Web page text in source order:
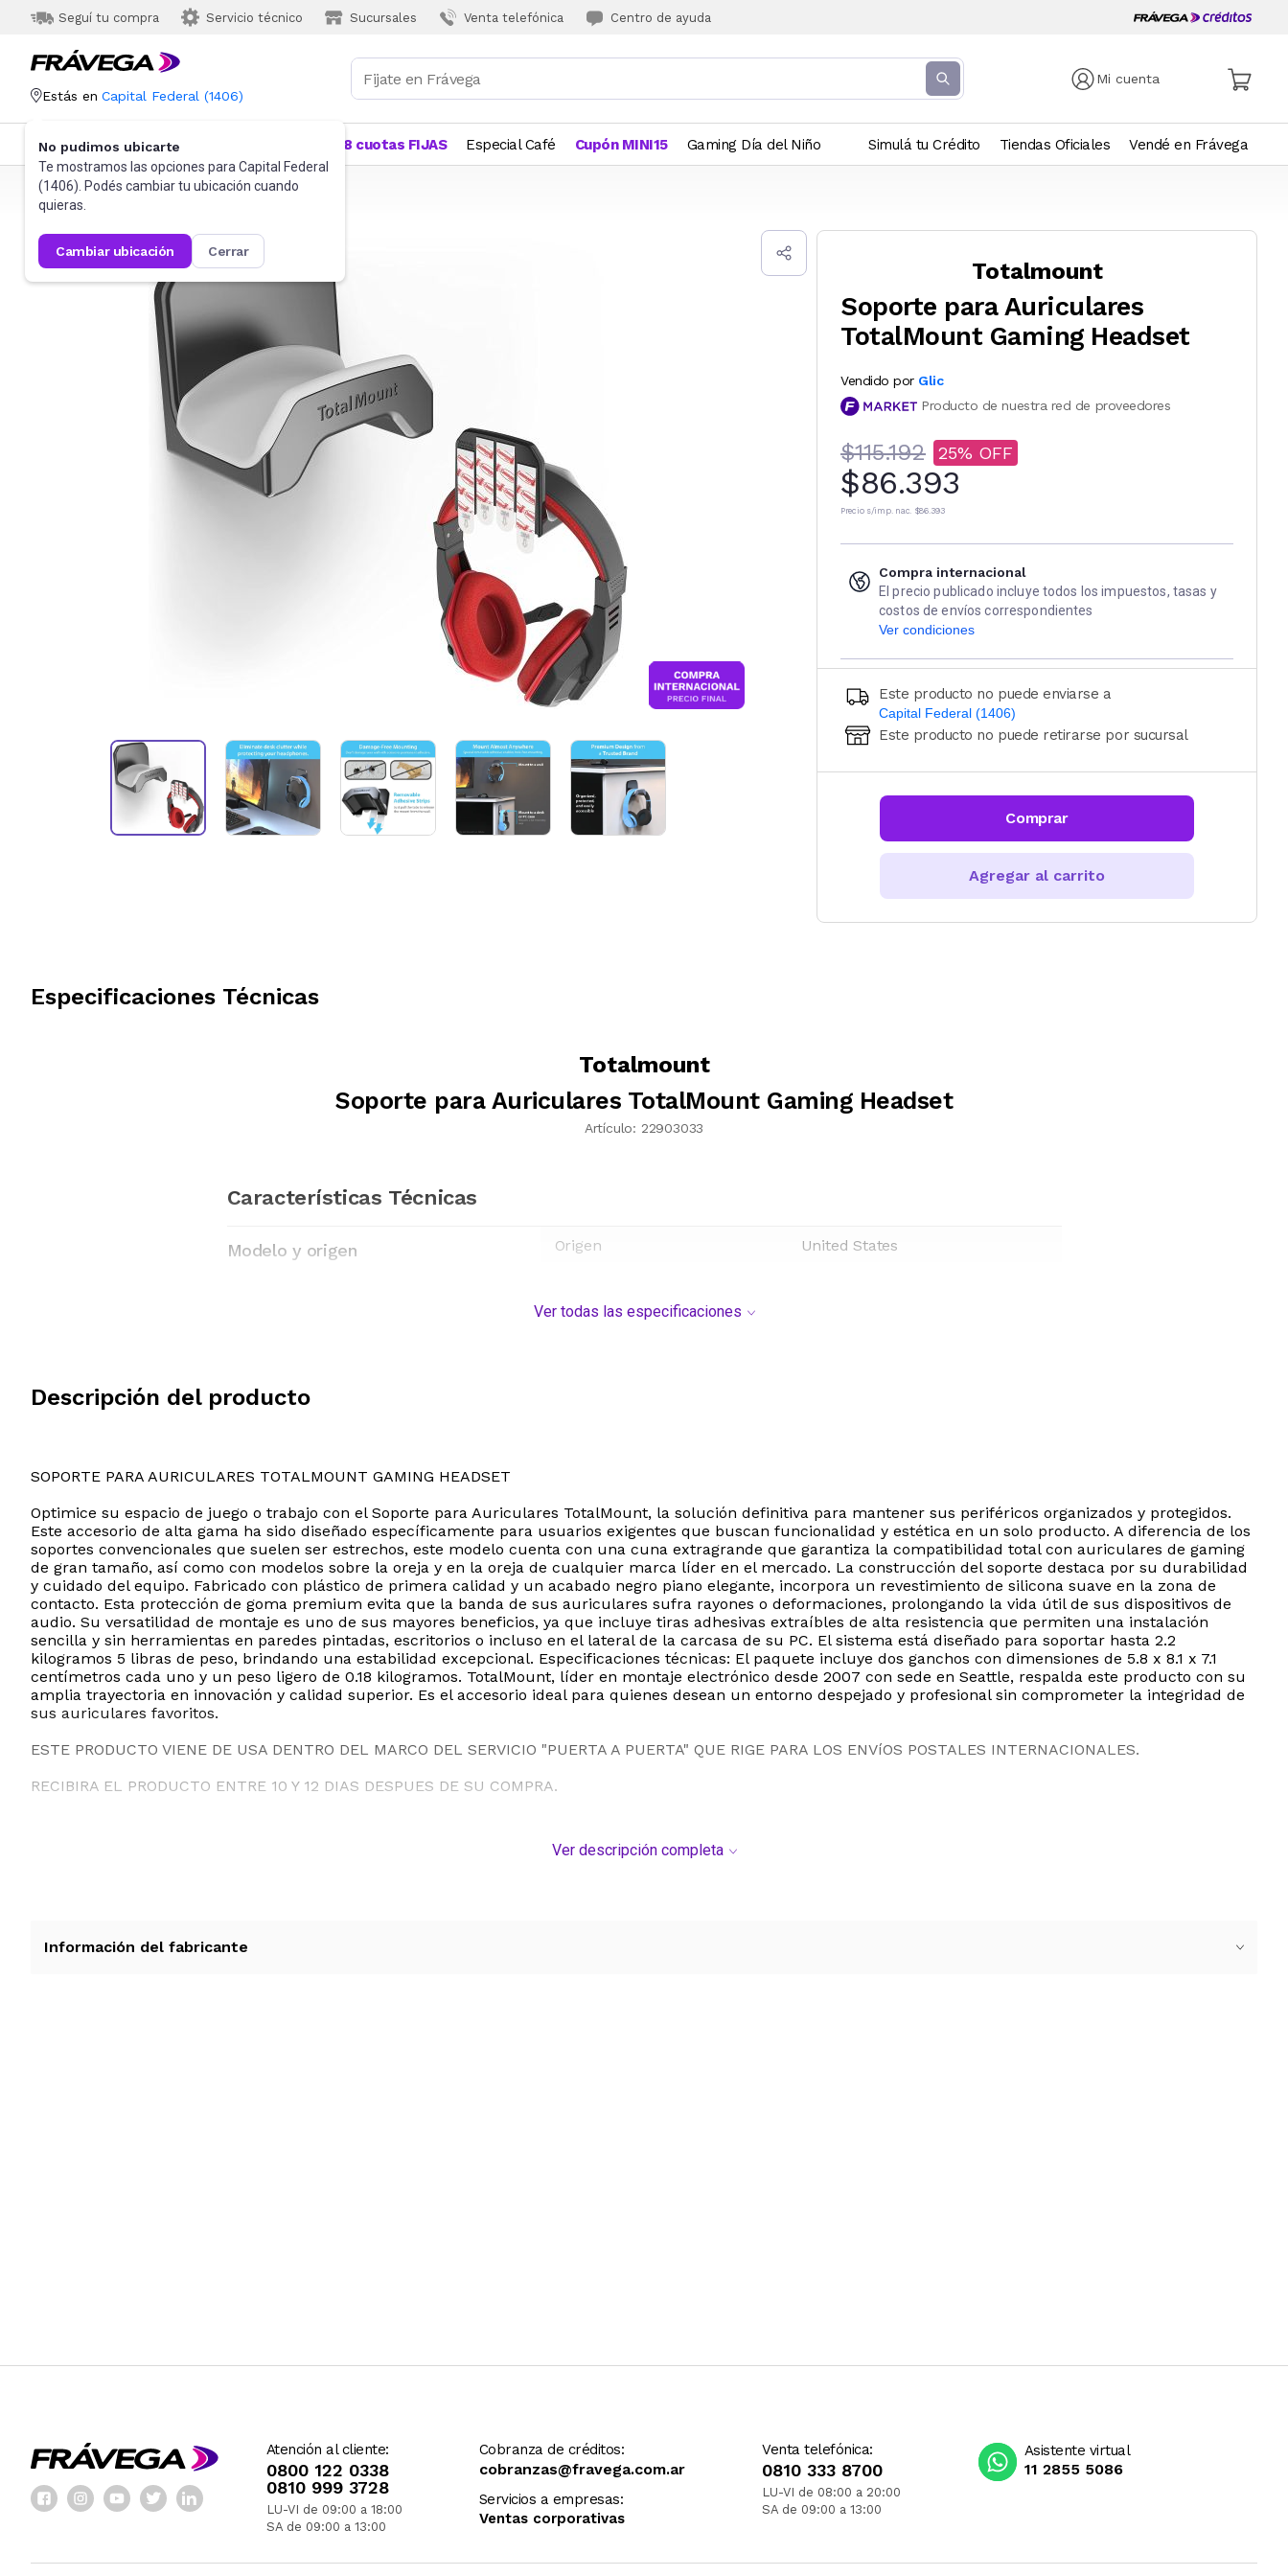
Seguí tu compra Servicio técnico Sucursales Venta telefónica Centro de ayuda
Mi cuenta
Estás en Capital Federal (1406)
No pudimos ubicarte
Te mostramos las opciones para Capital Federal
(1406). Podés cambiar tu ubicación cuando
quieras.
cambiar ubicación cerrar
Categorías Más Vendidos 18 cuotas FIJAS Especial Café Cupón MINI15 Gaming Día del Niño Simulá tu Crédito Tiendas Oficiales Vendé en Frávega
Frávega Videojuegos Accesorios
Totalmount
Soporte para Auriculares
TotalMount Gaming Headset
Vendido por Glic
Producto de nuestra red de proveedores
$115.192 25
$86.393
Precio s/imp. nac. $86.393
Compra internacional
El precio publicado incluye todos los impuestos, tasas y
costos de envíos correspondientes
Ver condiciones
Este producto no puede enviarse a
Capital Federal (1406)
Ingresá código postal (sólo números)
CALCULAR
Este producto no puede retirarse por sucursal
Comprar
Agregar al carrito
Especificaciones Técnicas
Totalmount
Soporte para Auriculares TotalMount Gaming Headset
Artículo: 22903033
Características Técnicas
Modelo y origen Origen United States
Ver todas las especificaciones
Descripción del producto
SOPORTE PARA AURICULARES TOTALMOUNT GAMING HEADSET
Optimice su espacio de juego o trabajo con el Soporte para Auriculares TotalMount, la solución definitiva para mantener sus periféricos organizados y protegidos.
Este accesorio de alta gama ha sido diseñado específicamente para usuarios exigentes que buscan funcionalidad y estética en un solo producto. A diferencia de los
soportes convencionales que suelen ser estrechos, este modelo cuenta con una cuna extragrande que garantiza la compatibilidad total con auriculares de gaming
de gran tamaño, así como con modelos sobre la oreja y en la oreja de cualquier marca líder en el mercado. La construcción del soporte destaca por su durabilidad
y cuidado del equipo. Fabricado con plástico de primera calidad y un acabado negro piano elegante, incorpora un revestimiento de silicona suave en la zona de
contacto. Esta protección de goma premium evita que la banda de sus auriculares sufra rayones o deformaciones, prolongando la vida útil de sus dispositivos de
audio. Su versatilidad de montaje es uno de sus mayores beneficios, ya que incluye tiras adhesivas extraíbles de alta resistencia que permiten una instalación
sencilla y sin herramientas en paredes pintadas, escritorios o incluso en el lateral de la carcasa de su PC. El sistema está diseñado para soportar hasta 2.2
kilogramos 5 libras de peso, brindando una estabilidad excepcional. Especificaciones técnicas: El paquete incluye dos ganchos con dimensiones de 5.8 x 8.1 x 7.1
centímetros cada uno y un peso ligero de 0.18 kilogramos. TotalMount, líder en montaje electrónico desde 2007 con sede en Seattle, respalda este producto con su
amplia trayectoria en innovación y calidad superior. Es el accesorio ideal para quienes desean un entorno despejado y profesional sin comprometer la integridad de
sus auriculares favoritos.
ESTE PRODUCTO VIENE DE USA DENTRO DEL MARCO DEL SERVICIO "PUERTA A PUERTA" QUE RIGE PARA LOS ENVíOS POSTALES INTERNACIONALES.
RECIBIRA EL PRODUCTO ENTRE 10 Y 12 DIAS DESPUES DE SU COMPRA.
Ver descripción completa
Información del fabricante
Atención al cliente:
0800 122 0338
0810 999 3728
LU-VI de 09:00 a 18:00
SA de 09:00 a 13:00
Cobranza de créditos:
cobranzas@fravega.com.ar
Servicios a empresas:
Ventas corporativas
Venta telefónica:
0810 333 8700
LU-VI de 08:00 a 20:00
SA de 09:00 a 13:00
Asistente virtual
11 2855 5086